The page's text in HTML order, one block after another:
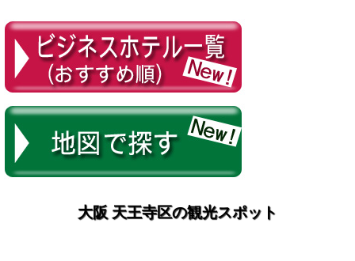
大阪 天王寺区の観光スポット